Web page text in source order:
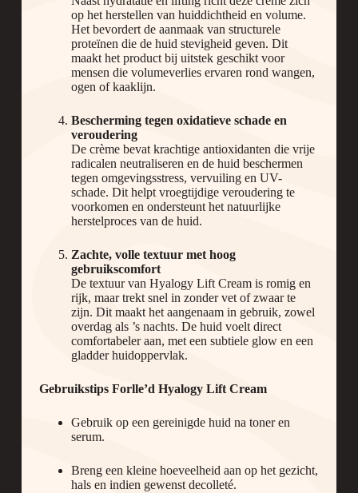
op het herstellen van huiddichtheid en volume.
Het bevordert de aanmaak van structurele
proteïnen die de huid stevigheid geven. Dit
maakt het product bij uitstek geschikt voor
mensen die volumeverlies ervaren rond wangen,
ogen of kaaklijn.
Bescherming tegen oxidatieve schade en
veroudering
De crème bevat krachtige antioxidanten die vrije
radicalen neutraliseren en de huid beschermen
tegen omgevingsstress, vervuiling en UV-
schade. Dit helpt vroegtijdige veroudering te
voorkomen en ondersteunt het natuurlijke
herstelproces van de huid.
Zachte, volle textuur met hoog
gebruikscomfort
De textuur van Hyalogy Lift Cream is romig en
rijk, maar trekt snel in zonder vet of zwaar te
zijn. Dit maakt het aangenaam in gebruik, zowel
overdag als ’s nachts. De huid voelt direct
comfortabeler aan, met een subtiele glow en een
gladder huidoppervlak.
Gebruikstips Forlle’d Hyalogy Lift Cream
Gebruik op een gereinigde huid na toner en
serum.
Breng een kleine hoeveelheid aan op het gezicht,
hals en indien gewenst decolleté.